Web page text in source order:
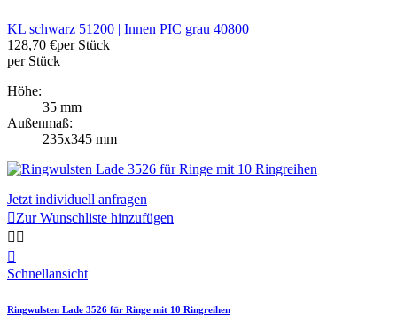
KL schwarz 51200 | Innen PIC grau 40800
128,70 €per Stück
per Stück
Höhe:
35 mm
Außenmaß:
235x345 mm
Jetzt individuell anfragen
Zur Wunschliste hinzufügen
 

Schnellansicht
Ringwulsten Lade 3526 für Ringe mit 10 Ringreihen